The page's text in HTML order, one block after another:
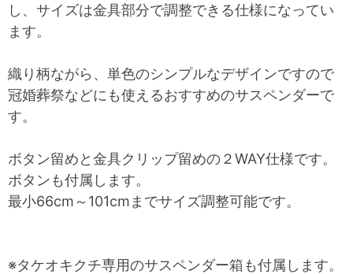
し、サイズは金具部分で調整できる仕様になってい
ます。
織り柄ながら、単色のシンプルなデザインですので
冠婚葬祭などにも使えるおすすめのサスペンダーで
す。
ボタン留めと金具クリップ留めの２WAY仕様です。
ボタンも付属します。
最小66cm～101cmまでサイズ調整可能です。
※タケオキクチ専用のサスペンダー箱も付属します。